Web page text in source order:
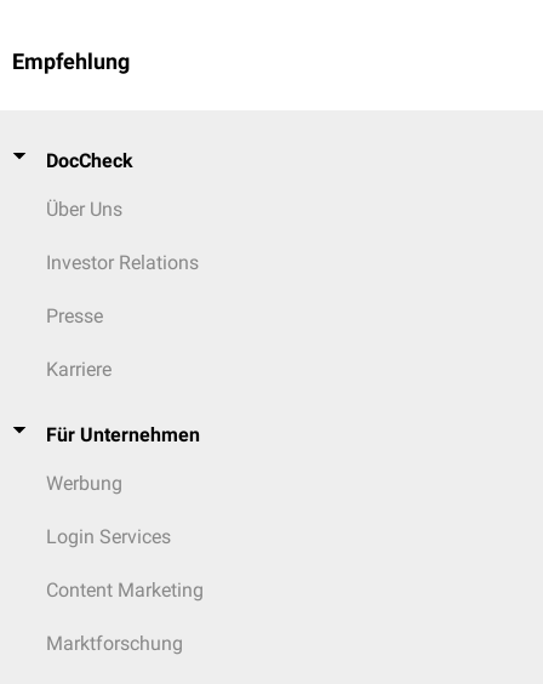
Empfehlung
DocCheck
Über Uns
Investor Relations
Presse
Karriere
Für Unternehmen
Werbung
Login Services
Content Marketing
Marktforschung